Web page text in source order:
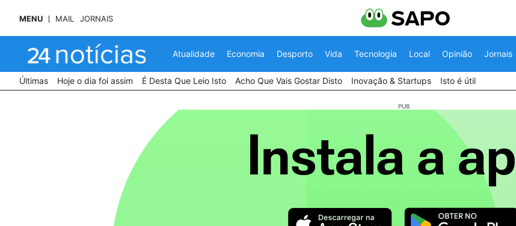
MENU MAIL JORNAIS
Atualidade Economia Desporto Vida Tecnologia Local Opinião Jornais
Últimas Hoje o dia foi assim É Desta Que Leio Isto Acho Que Vais Gostar Disto Inovação & Startups Isto é útil